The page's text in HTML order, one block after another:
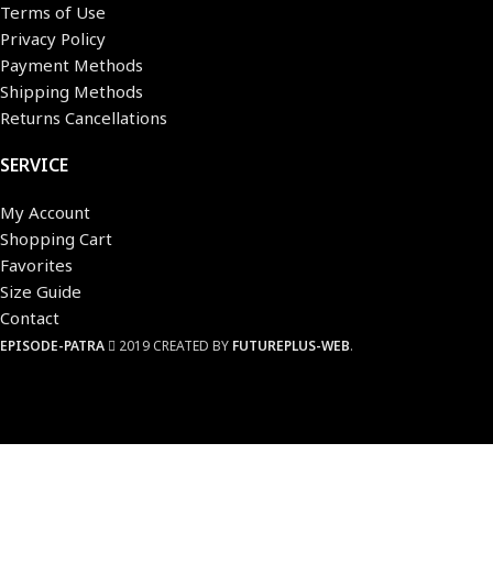
Terms of Use
Privacy Policy
Payment Methods
Shipping Methods
Returns Cancellations
SERVICE
My Account
Shopping Cart
Favorites
Size Guide
Contact
EPISODE-PATRA 2019 CREATED BY FUTUREPLUS-WEB.